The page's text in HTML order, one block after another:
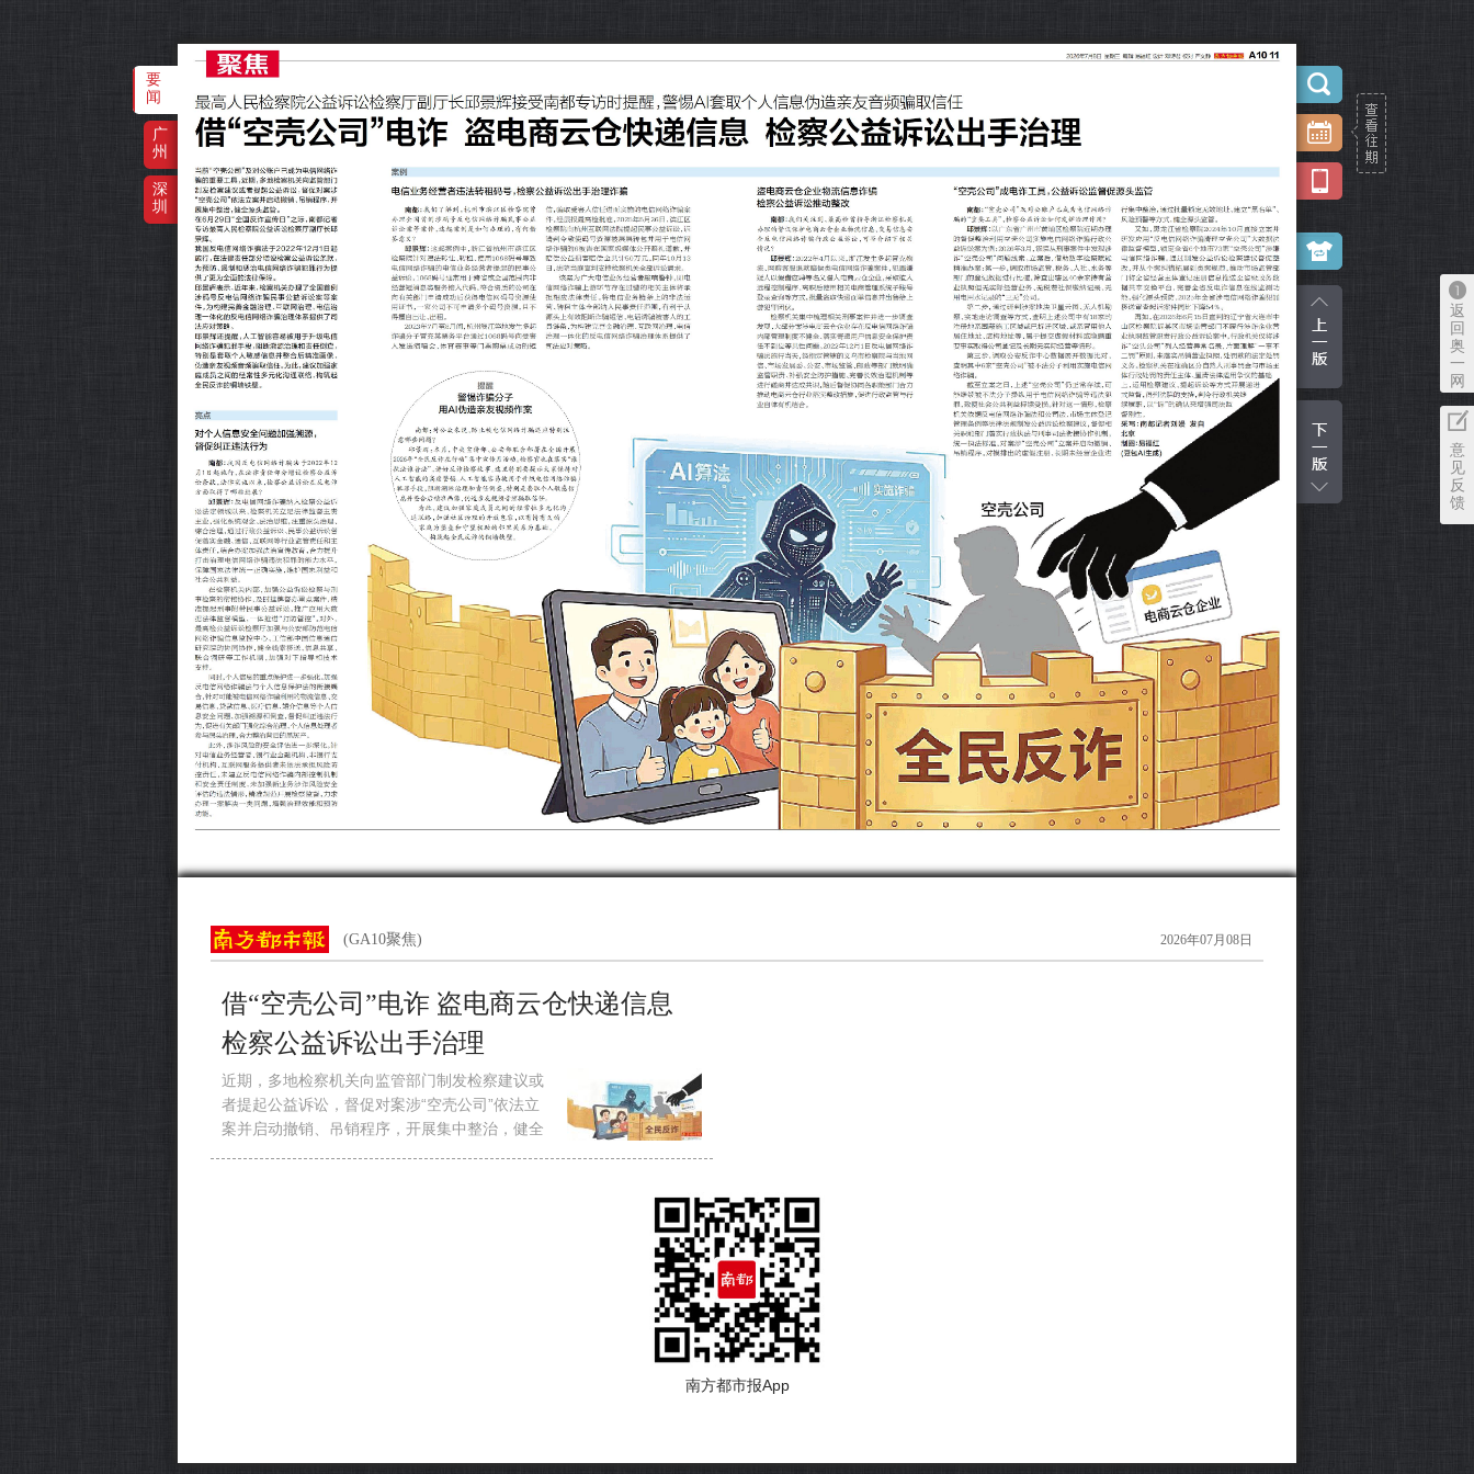
(GA10聚焦) 2026年07月08日
借“空壳公司”电诈 盗电商云仓快递信息
检察公益诉讼出手治理
近期，多地检察机关向监管部门制发检察建议或
者提起公益诉讼，督促对案涉“空壳公司”依法立
案并启动撤销、吊销程序，开展集中整治，健全
南方都市报App
要
闻
广
州
深
圳
返
回
奥
一
网
意
见
反
馈